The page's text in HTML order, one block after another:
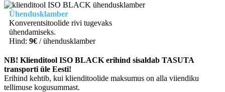
Ühendusklamber
Konverentsitoolide rivi tugevaks
ühendamiseks.
Hind: 9€ / ühendusklamber
NB! Klienditool ISO BLACK erihind sisaldab TASUTA
transporti üle Eesti!
Erihind kehtib, kui klienditoolide maksumus on alla viiendiku
tellimuse kogusummast.